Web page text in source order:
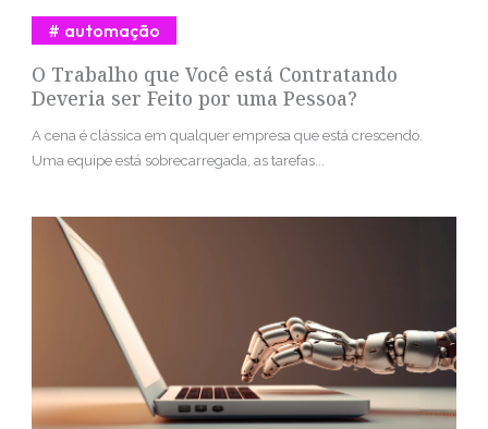
O Trabalho que Você está Contratando
Deveria ser Feito por uma Pessoa?
automação
A cena é clássica em qualquer empresa que está crescendo.
Uma equipe está sobrecarregada, as tarefas...